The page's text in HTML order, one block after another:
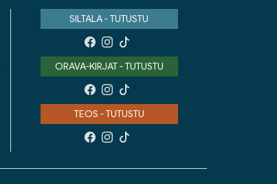
SILTALA - TUTUSTU
ORAVA-KIRJAT - TUTUSTU
TEOS - TUTUSTU